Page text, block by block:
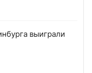
выиграли